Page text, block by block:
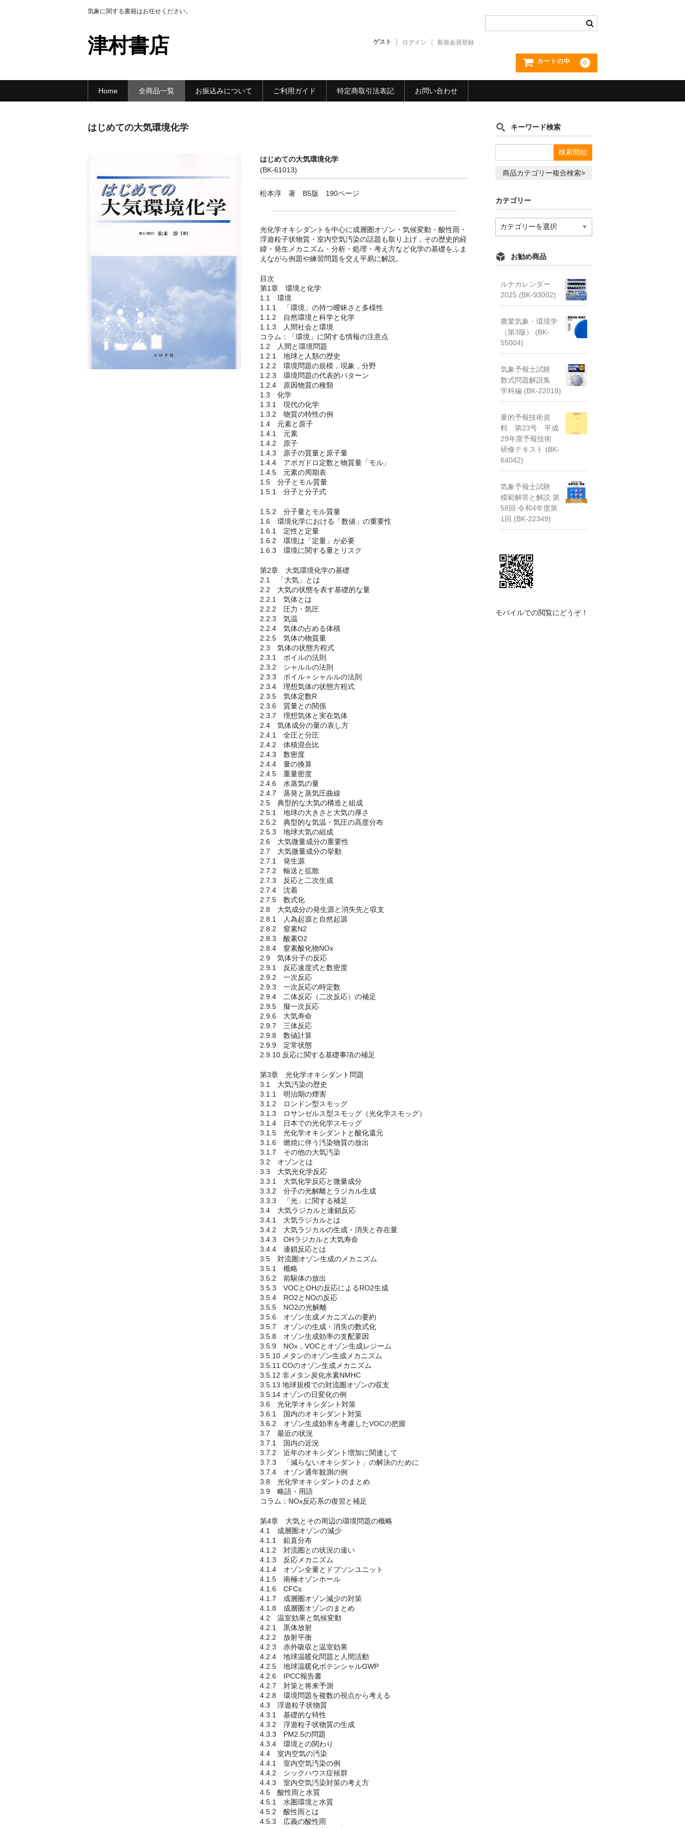
気象に関する書籍はお任せください。
津村書店 ゲスト ログイン 新規会員登録
カートの中 0
Home 全商品一覧 お振込みについて ご利用ガイド 特定商取引法表記 お問い合わせ
はじめての大気環境化学
はじめての大気環境化学
(BK-61013)
松本淳 著 B5版 190ページ
光化学オキシダントを中心に成層圏オゾン・気候変動・酸性雨・
浮遊粒子状物質・室内空気汚染の話題も取り上げ，その歴史的経
緯・発生メカニズム・分析・処理・考え方など化学の基礎をふま
えながら例題や練習問題を交え平易に解説。
目次
第1章 環境と化学
1.1 環境
1.1.1 「環境」の持つ曖昧さと多様性
1.1.2 自然環境と科学と化学
1.1.3 人間社会と環境
コラム：「環境」に関する情報の注意点
1.2 人間と環境問題
1.2.1 地球と人類の歴史
1.2.2 環境問題の規模，現象，分野
1.2.3 環境問題の代表的パターン
1.2.4 原因物質の種類
1.3 化学
1.3.1 現代の化学
1.3.2 物質の特性の例
1.4 元素と原子
1.4.1 元素
1.4.2 原子
1.4.3 原子の質量と原子量
1.4.4 アボガドロ定数と物質量「モル」
1.4.5 元素の周期表
1.5 分子とモル質量
1.5.1 分子と分子式
1.5.2 分子量とモル質量
1.6 環境化学における「数値」の重要性
1.6.1 定性と定量
1.6.2 環境は「定量」が必要
1.6.3 環境に関する量とリスク
第2章 大気環境化学の基礎
2.1 「大気」とは
2.2 大気の状態を表す基礎的な量
2.2.1 気体とは
2.2.2 圧力・気圧
2.2.3 気温
2.2.4 気体の占める体積
2.2.5 気体の物質量
2.3 気体の状態方程式
2.3.1 ボイルの法則
2.3.2 シャルルの法則
2.3.3 ボイル＝シャルルの法則
2.3.4 理想気体の状態方程式
2.3.5 気体定数R
2.3.6 質量との関係
2.3.7 理想気体と実在気体
2.4 気体成分の量の表し方
2.4.1 全圧と分圧
2.4.2 体積混合比
2.4.3 数密度
2.4.4 量の換算
2.4.5 重量密度
2.4.6 水蒸気の量
2.4.7 蒸発と蒸気圧曲線
2.5 典型的な大気の構造と組成
2.5.1 地球の大きさと大気の厚さ
2.5.2 典型的な気温・気圧の高度分布
2.5.3 地球大気の組成
2.6 大気微量成分の重要性
2.7 大気微量成分の挙動
2.7.1 発生源
2.7.2 輸送と拡散
2.7.3 反応と二次生成
2.7.4 沈着
2.7.5 数式化
2.8 大気成分の発生源と消失先と収支
2.8.1 人為起源と自然起源
2.8.2 窒素N2
2.8.3 酸素O2
2.8.4 窒素酸化物NOx
2.9 気体分子の反応
2.9.1 反応速度式と数密度
2.9.2 一次反応
2.9.3 一次反応の時定数
2.9.4 二体反応（二次反応）の補足
2.9.5 擬一次反応
2.9.6 大気寿命
2.9.7 三体反応
2.9.8 数値計算
2.9.9 定常状態
2.9.10 反応に関する基礎事項の補足
第3章 光化学オキシダント問題
3.1 大気汚染の歴史
3.1.1 明治期の煙害
3.1.2 ロンドン型スモッグ
3.1.3 ロサンゼルス型スモッグ（光化学スモッグ）
3.1.4 日本での光化学スモッグ
3.1.5 光化学オキシダントと酸化還元
3.1.6 燃焼に伴う汚染物質の放出
3.1.7 その他の大気汚染
3.2 オゾンとは
3.3 大気光化学反応
3.3.1 大気化学反応と微量成分
3.3.2 分子の光解離とラジカル生成
3.3.3 「光」に関する補足
3.4 大気ラジカルと連鎖反応
3.4.1 大気ラジカルとは
3.4.2 大気ラジカルの生成・消失と存在量
3.4.3 OHラジカルと大気寿命
3.4.4 連鎖反応とは
3.5 対流圏オゾン生成のメカニズム
3.5.1 概略
3.5.2 前駆体の放出
3.5.3 VOCとOHの反応によるRO2生成
3.5.4 RO2とNOの反応
3.5.5 NO2の光解離
3.5.6 オゾン生成メカニズムの要約
3.5.7 オゾンの生成・消失の数式化
3.5.8 オゾン生成効率の支配要因
3.5.9 NOx，VOCとオゾン生成レジーム
3.5.10 メタンのオゾン生成メカニズム
3.5.11 COのオゾン生成メカニズム
3.5.12 非メタン炭化水素NMHC
3.5.13 地球規模での対流圏オゾンの収支
3.5.14 オゾンの日変化の例
3.6 光化学オキシダント対策
3.6.1 国内のオキシダント対策
3.6.2 オゾン生成効率を考慮したVOCの把握
3.7 最近の状況
3.7.1 国内の近況
3.7.2 近年のオキシダント増加に関連して
3.7.3 「減らないオキシダント」の解決のために
3.7.4 オゾン通年観測の例
3.8 光化学オキシダントのまとめ
3.9 略語・用語
コラム：NOx反応系の復習と補足
第4章 大気とその周辺の環境問題の概略
4.1 成層圏オゾンの減少
4.1.1 鉛直分布
4.1.2 対流圏との状況の違い
4.1.3 反応メカニズム
4.1.4 オゾン全量とドブソンユニット
4.1.5 南極オゾンホール
4.1.6 CFCs
4.1.7 成層圏オゾン減少の対策
4.1.8 成層圏オゾンのまとめ
4.2 温室効果と気候変動
4.2.1 黒体放射
4.2.2 放射平衡
4.2.3 赤外吸収と温室効果
4.2.4 地球温暖化問題と人間活動
4.2.5 地球温暖化ポテンシャルGWP
4.2.6 IPCC報告書
4.2.7 対策と将来予測
4.2.8 環境問題を複数の視点から考える
4.3 浮遊粒子状物質
4.3.1 基礎的な特性
4.3.2 浮遊粒子状物質の生成
4.3.3 PM2.5の問題
4.3.4 環境との関わり
4.4 室内空気の汚染
4.4.1 室内空気汚染の例
4.4.2 シックハウス症候群
4.4.3 室内空気汚染対策の考え方
4.5 酸性雨と水質
4.5.1 水圏環境と水質
4.5.2 酸性雨とは
4.5.3 広義の酸性雨
キーワード検索
商品カテゴリー複合検索>
カテゴリー
リ
お勧め商品
ルナカレンダー
2025 (BK-93002)
農業気象・環境学
（第3版） (BK-
55004)
気象予報士試験
数式問題解説集
学科編 (BK-22018)
量的予報技術資
料 第23号 平成
29年度予報技術
研修テキスト (BK-
64042)
気象予報士試験
模範解答と解説 第
58回 令和4年度第
1回 (BK-22349)
モバイルでの閲覧にどうぞ！